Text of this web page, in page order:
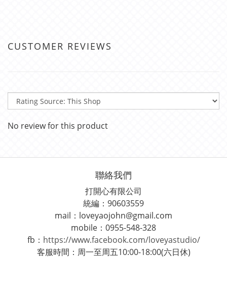
CUSTOMER REVIEWS
No review for this product
聯絡我們
打開心有限公司
統編：90603559
mail：loveyaojohn@gmail.com
mobile：0955-548-328
fb： https://www.facebook.com/loveyastudio/
客服時間：周一至周五10:00-18:00(六日休)